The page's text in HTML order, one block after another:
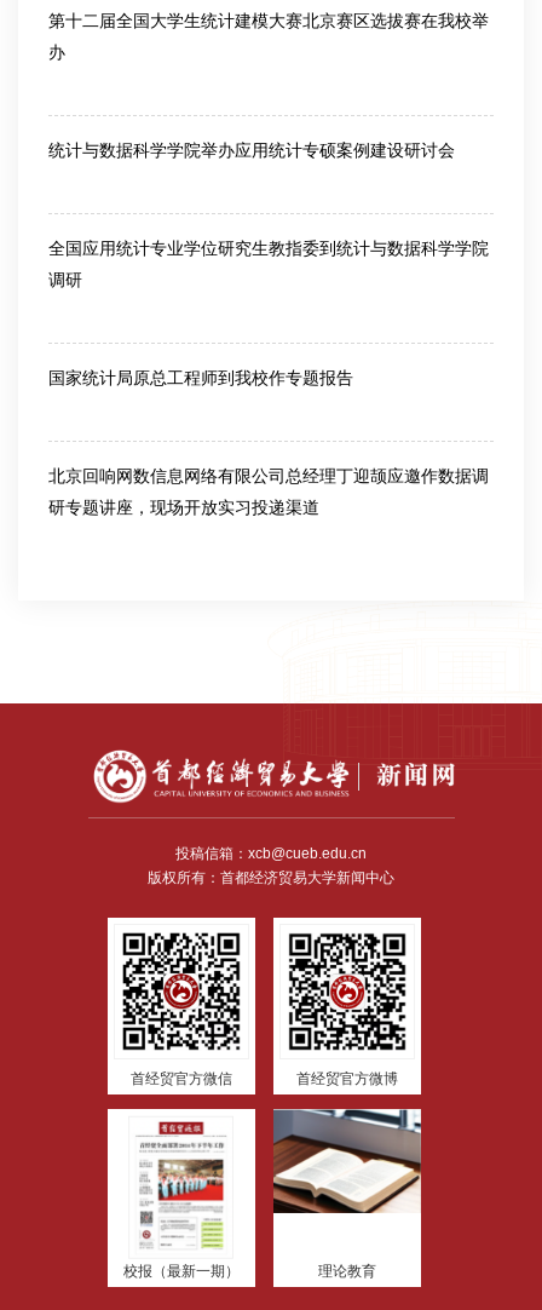
第十二届全国大学生统计建模大赛北京赛区选拔赛在我校举
办
统计与数据科学学院举办应用统计专硕案例建设研讨会
全国应用统计专业学位研究生教指委到统计与数据科学学院
调研
国家统计局原总工程师到我校作专题报告
北京回响网数信息网络有限公司总经理丁迎颉应邀作数据调
研专题讲座，现场开放实习投递渠道
投稿信箱：xcb@cueb.edu.cn
版权所有：首都经济贸易大学新闻中心
首经贸官方微信 首经贸官方微博
校报（最新一期） 理论教育